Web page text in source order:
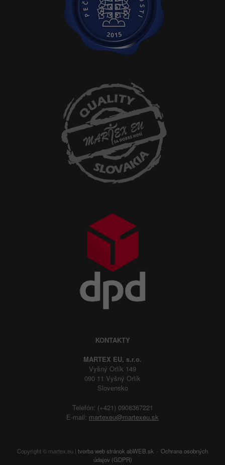
KONTAKTY
MARTEX EU, s.r.o.
Vyšný Orlík 149
090 11 Vyšný Orlík
Slovensko
Telefón: (+421) 0908367221
E-mail: martexeu@martexeu.sk
Copyright © martex.eu | tvorba web stránok abWEB.sk
Ochrana osobných
údajov (GDPR)